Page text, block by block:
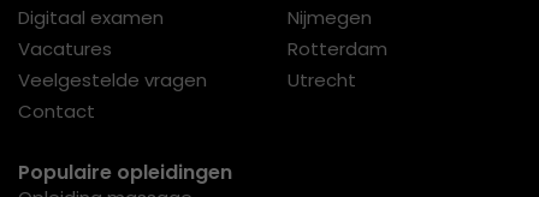
Digitaal examen
Vacatures
Veelgestelde vragen
Contact
Nijmegen
Rotterdam
Utrecht
Populaire opleidingen